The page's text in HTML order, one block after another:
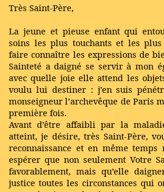
Très Saint-Père,
La jeune et pieuse enfant qui
soins les plus touchants et les
faire connaître les expressions de
Sainteté a daigné se servir à mon
avec quelle joie elle attend les
voulu lui destiner : j’en suis
monseigneur l’archevêque de Paris
première fois.
Avant d’être affaibli par la
atteint, je désire, très Saint-Père,
reconnaissance et en même temps
espérer que non seulement Votre
favorablement, mais qu’elle
justice toutes les circonstances qui